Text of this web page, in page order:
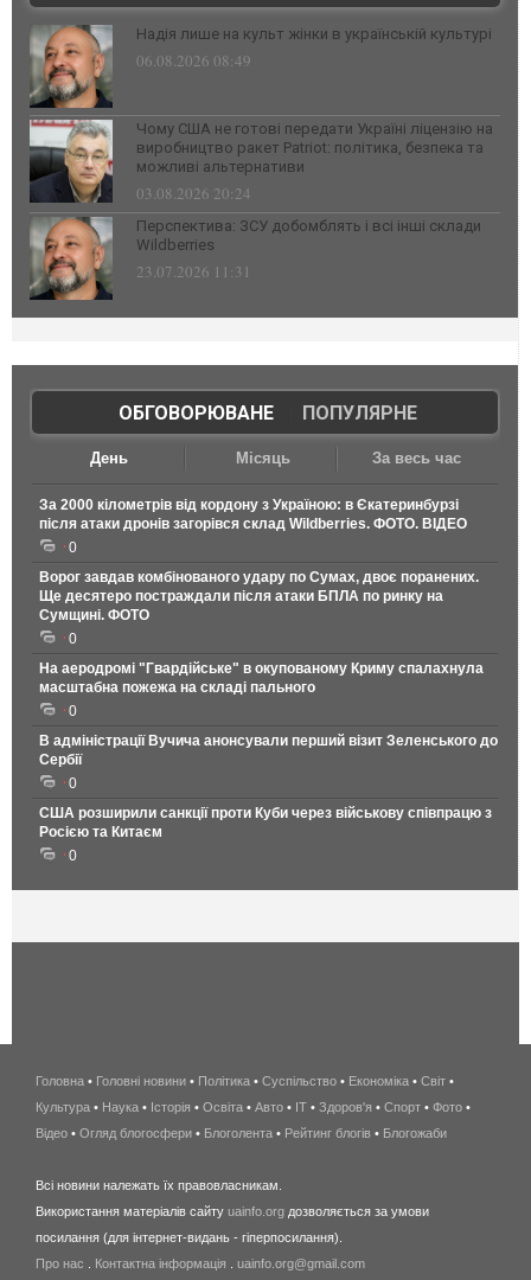
Надія лише на культ жінки в українській культурі
06.08.2026 08:49
Чому США не готові передати Україні ліцензію на
виробництво ракет Patriot: політика, безпека та
можливі альтернативи
03.08.2026 20:24
Перспектива: ЗСУ добомблять і всі інші склади
Wildberries
23.07.2026 11:31
ОБГОВОРЮВАНЕ| ПОПУЛЯРНЕ
День Місяць За весь час
За 2000 кілометрів від кордону з Україною: в Єкатеринбурзі
після атаки дронів загорівся склад Wildberries. ФОТО. ВІДЕО
0
Ворог завдав комбінованого удару по Сумах, двоє поранених.
Ще десятеро постраждали після атаки БПЛА по ринку на
Сумщині. ФОТО
0
На аеродромі "Гвардійське" в окупованому Криму спалахнула
масштабна пожежа на складі пального
0
В адміністрації Вучича анонсували перший візит Зеленського до
Сербії
0
США розширили санкції проти Куби через військову співпрацю з
Росією та Китаєм
0
беспроводной
интернет
киев
wimax
в
Головна • Головні новини • Політика • Суспільство • Економіка • Світ •
Культура • Наука • Історія • Освіта • Авто • IT • Здоров'я • Спорт • Фото •
Відео • Огляд блогосфери • Блоголента • Рейтинг блогів • Блогожаби
Всі новини належать їх правовласникам.
Використання матеріалів сайту uainfo.org дозволяється за умови
посилання (для інтернет-видань - гіперпосилання).
Про нас
Контактна інформація uainfo.org@gmail.com